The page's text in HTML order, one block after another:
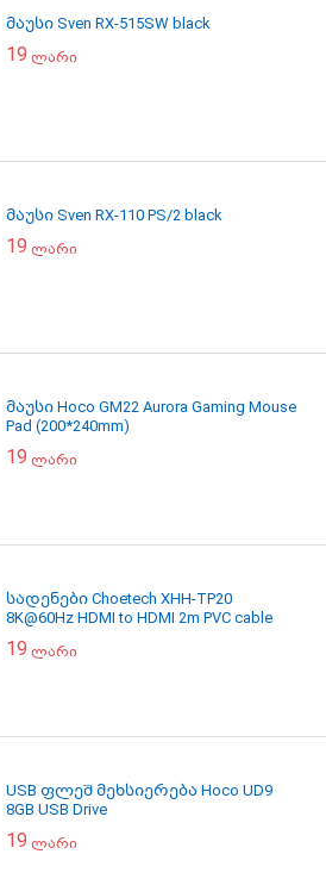
მაუსი Sven RX-515SW black
19 ლარი
მაუსი Sven RX-110 PS/2 black
19 ლარი
მაუსი Hoco GM22 Aurora Gaming Mouse
Pad (200*240mm)
19 ლარი
სადენები Choetech XHH-TP20
8K@60Hz HDMI to HDMI 2m PVC cable
19 ლარი
USB ფლეშ მეხსიერება Hoco UD9
8GB USB Drive
19 ლარი